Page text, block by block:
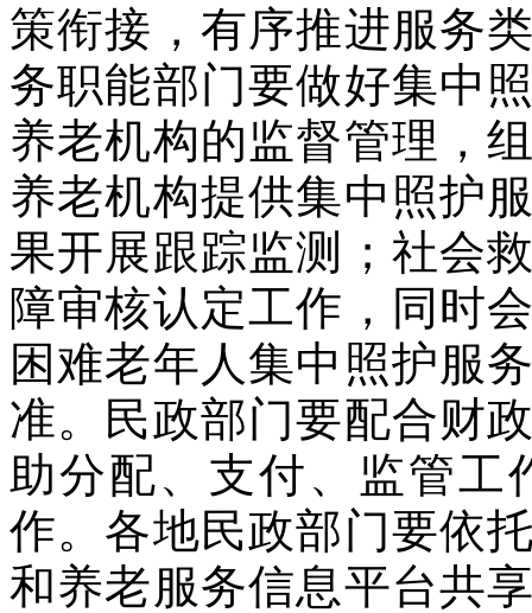
策衔接，有序推进服务
务职能部门要做好集中
养老机构的监督管理，
养老机构提供集中照护
果开展跟踪监测；社会
障审核认定工作，同时
困难老年人集中照护服
准。民政部门要配合财
助分配、支付、监管工
作。各地民政部门要依
和养老服务信息平台共